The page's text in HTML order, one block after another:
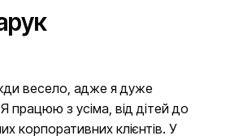
весело, адже я дуже
працюю з усіма, від дітей до
корпоративних клієнтів. У